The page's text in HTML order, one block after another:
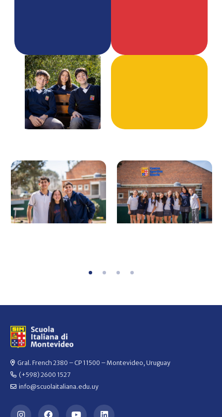
Gral. French 2380 – CP 11500 – Montevideo, Uruguay
(+598) 2600 1527
info@scuolaitaliana.edu.uy